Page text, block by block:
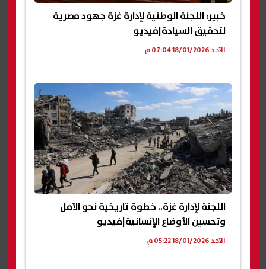
خبير: اللجنة الوطنية لإدارة غزة جهود مصرية
لتحقيق السيادة|فيديو
الأحد 18/01/2026 07:04 م
اللجنة لإدارة غزة.. خطوة تاريخية نحو الأمل
وتحسين الأوضاع الإنسانية|فيديو
الأحد 18/01/2026 05:22 م